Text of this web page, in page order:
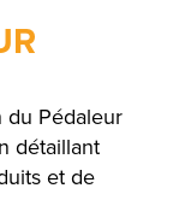
du Pédaleur
détaillant
et de